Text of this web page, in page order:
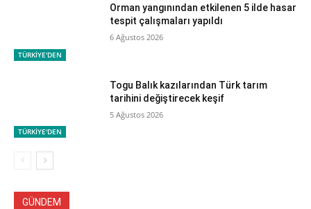
TÜRKİYE'DEN
Orman yangınından etkilenen 5 ilde hasar
tespit çalışmaları yapıldı
6 Ağustos 2026
TÜRKİYE'DEN
Togu Balık kazılarından Türk tarım
tarihini değiştirecek keşif
5 Ağustos 2026
GÜNDEM